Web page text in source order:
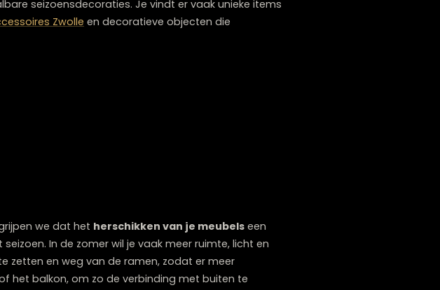
veel geld
manieren is DIY: maak zelf seizoensdecoraties van
wat je al hebt en bedenk hoe je items kunt combineren om
zijn voor de winter, terwijl die lichte linnen kussenhoes ideaal
betaalbare seizoensdecoraties. Je vindt er vaak unieke items
woonaccessoires Zwolleen decoratieve objecten die